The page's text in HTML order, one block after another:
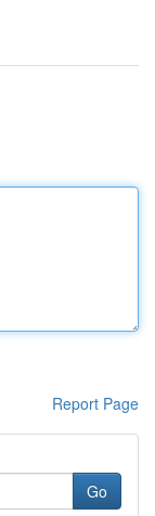
Report Page
Go